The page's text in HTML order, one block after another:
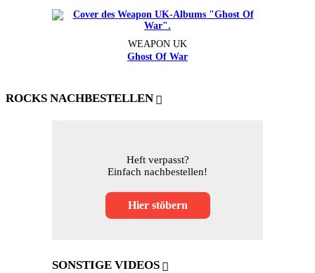
WEAPON UK
Ghost Of War
ROCKS NACHBESTELLEN
Heft verpasst?
Einfach nachbestellen!
Hier stöbern
SONSTIGE VIDEOS